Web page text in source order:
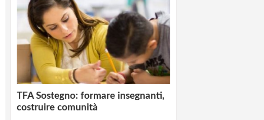
TFA Sostegno: formare insegnanti,
costruire comunità